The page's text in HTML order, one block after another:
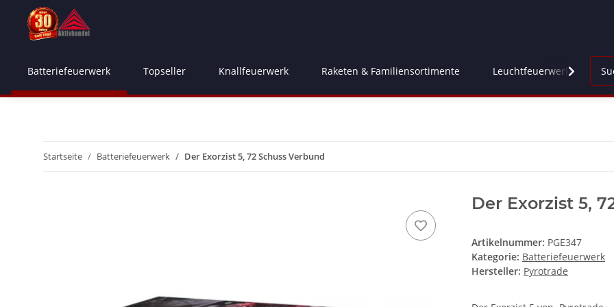
Batteriefeuerwerk Topseller Knallfeuerwerk Raketen & Familiensortimente Leuchtfeuerwerk
Startseite Batteriefeuerwerk Der Exorzist 5, 72 Schuss Verbund
Der Exorzist 5,
Artikelnummer: PGE347
Kategorie: Batteriefeuerwerk
Hersteller: Pyrotrade